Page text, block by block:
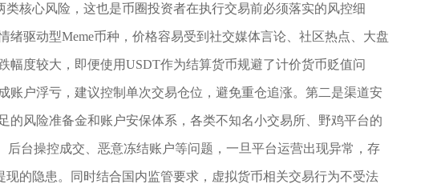
核心风险，这也是币圈投资者在执行交易前必须落实的风控细
绪驱动型Meme币种，价格容易受到社交媒体言论、社区热点、大盘
幅度较大，即便使用USDT作为结算货币规避了计价货币贬值问
账户浮亏，建议控制单次交易仓位，避免重仓追涨。第二是渠道安
的风险准备金和账户安保体系，各类不知名小交易所、野鸡平台的
后台操控成交、恶意冻结账户等问题，一旦平台运营出现异常，存
现的隐患。同时结合国内监管要求，虚拟货币相关交易行为不受法